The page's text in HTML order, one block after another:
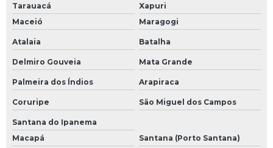
Tarauacá
Xapuri
Maceió
Maragogi
Atalaia Batalha
Delmiro Gouveia Mata Grande
Palmeira dos Índios Arapiraca
Coruripe São Miguel dos Campos
Santana do Ipanema
Macapá
Santana (Porto Santana)